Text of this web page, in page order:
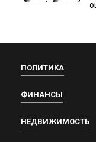
ПОЛИТИКА
ФИНАНСЫ
НЕДВИЖИМОСТЬ